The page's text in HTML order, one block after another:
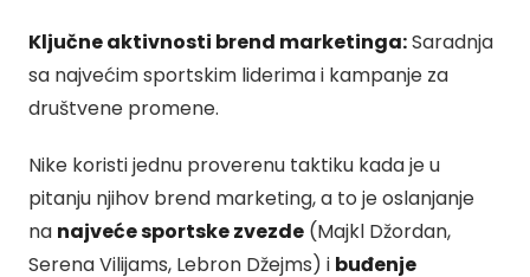
Ključne aktivnosti brend marketinga:Saradnja
sa najvećim sportskim liderima i kampanje za
društvene promene.
Nike koristi jednu proverenu taktiku kada je u
pitanju njihov brend marketing, a to je oslanjanje
na najveće sportske zvezde (Majkl Džordan,
Serena Vilijams, Lebron Džejms) i buđenje